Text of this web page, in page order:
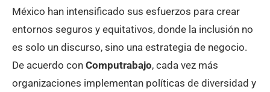
México han intensificado sus esfuerzos para crear
entornos seguros y equitativos, donde la inclusión no
es solo un discurso, sino una estrategia de negocio.
De acuerdo con Computrabajo, cada vez más
organizaciones implementan políticas de diversidad y